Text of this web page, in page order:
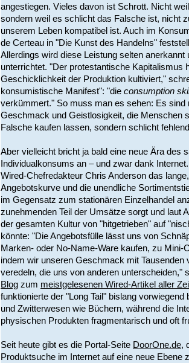
angestiegen. Vieles davon ist Schrott. Nicht
sondern weil es schlicht das Falsche ist, nicht
unserem Leben kompatibel ist. Auch im
de Certeau in "Die Kunst des Handelns"
Allerdings wird diese Leistung selten anerkannt
unterrichtet. "Der protestantische Kapitalismus
Geschicklichkeit der Produktion kultiviert,"
konsumistische Manifest": "die consumption
verkümmert." So muss man es sehen: Es sind
Geschmack und Geistlosigkeit, die Menschen
Falsche kaufen lassen, sondern schlicht
Aber vielleicht bricht ja bald eine neue Ära des
Individualkonsums an – und zwar dank
Wired-Chefredakteur Chris Anderson das
Angebotskurve und die unendliche
im Gegensatz zum stationären Einzelhandel
zunehmenden Teil der Umsätze sorgt und laut
der gesamten Kultur von "hitgetrieben" auf
könnte: "Die Angebotsfülle lässt uns von
Marken- oder No-Name-Ware kaufen, zu Mini-
indem wir unseren Geschmack mit Tausenden
veredeln, die uns von anderen unterscheiden,"
Blog zum meistgelesenen Wired-Artikel aller
funktionierte der "Long Tail" bislang vorwiegend
und Zwitterwesen wie Büchern, während die
physischen Produkten fragmentarisch und oft
Seit heute gibt es die Portal-Seite DoorOne.de,
Produktsuche im Internet auf eine neue Ebene